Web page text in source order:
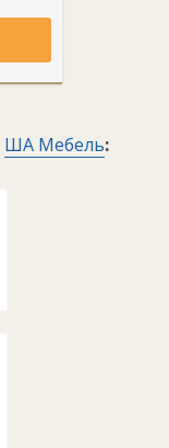
ША Мебель: